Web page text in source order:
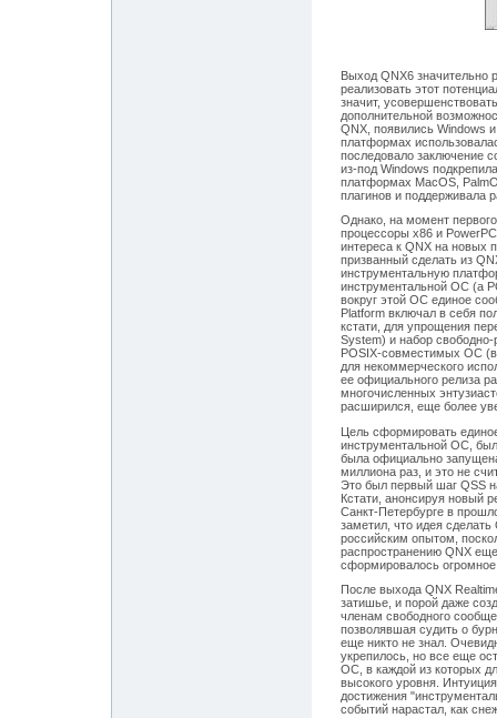
Выход QNX6 значительно
реализовать этот
значит,
дополнительной
QNX, появились Windows
платформах
последовало заключение
из-под Windows
платформах MacOS,
плагинов и поддерживала
Однако, на момент
процессоры x86 и
интереса к QNX на новых
призванный сделать из
инструментальную
инструментальной ОС (а
вокруг этой ОС единое
Platform включал в себя
кстати, для упрощения
System) и набор
POSIX-совместимых ОС (в
для некоммерческого
ее официального релиза
многочисленных
расширился, еще более
Цель сформировать
инструментальной ОС,
была официально
миллиона раз, и это не
Это был первый шаг QSS
Кстати, анонсируя новый
Санкт-Петербурге в
заметил, что идея
российским опытом,
распространению QNX
сформировалось огромное
После выхода QNX
затишье, и порой даже
членам свободного
позволявшая судить о
еще никто не знал.
укрепилось, но все еще
ОС, в каждой из которых
высокого уровня.
достижения
событий нарастал, как